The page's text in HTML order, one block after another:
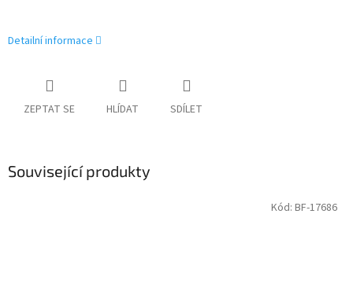
Detailní informace
ZEPTAT SE HLÍDAT SDÍLET
Související produkty
Kód: BF-17686